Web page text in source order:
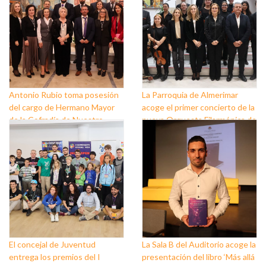
Antonio Rubio toma posesión
del cargo de Hermano Mayor
de la Cofradía de Nuestro
Padre Jesús Nazareno y
Nuestra Señora de los Dolores
de Balerma
La Parroquia de Almerimar
acoge el primer concierto de la
nueva Orquesta Filarmónica de
El concejal de Juventud
entrega los premios del I
La Sala B del Auditorio acoge la
presentación del libro ‘Más allá